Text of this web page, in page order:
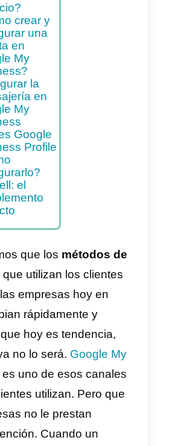
es
My
utilizar
My
en mi
crear y
una
en
My
la
en
My
es Google
Profile
el
que los
métodos
que utilizan los clientes